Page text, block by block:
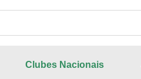
Clubes Nacionais